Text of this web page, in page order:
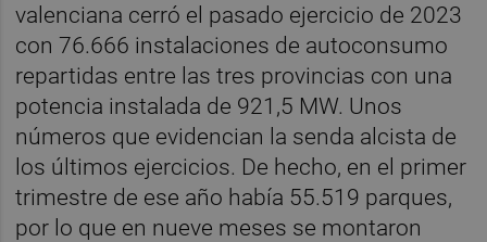
valenciana cerró el pasado ejercicio de 2023
con 76.666 instalaciones de autoconsumo
repartidas entre las tres provincias con una
potencia instalada de 921,5 MW. Unos
números que evidencian la senda alcista de
los últimos ejercicios. De hecho, en el primer
trimestre de ese año había 55.519 parques,
por lo que en nueve meses se montaron